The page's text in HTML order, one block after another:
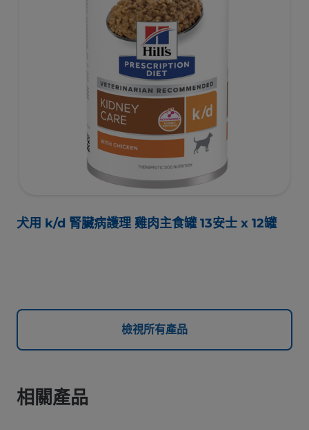
犬用 k/d 腎臟病護理 雞肉主食罐 13安士 x 12罐
檢視所有產品
相關產品